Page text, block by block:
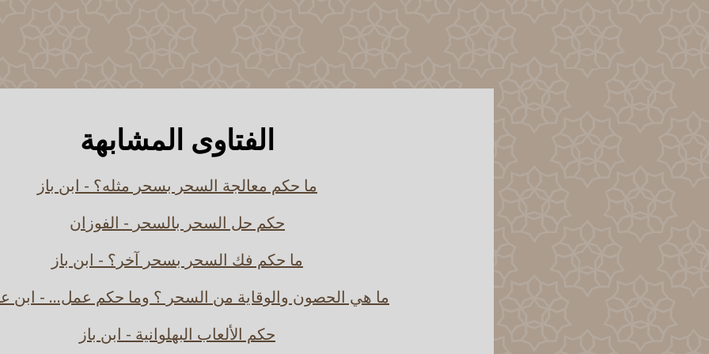
الفتاوى المشابهة
ما حكم معالجة السحر بسحر مثله؟ - ابن باز
حكم حل السحر بالسحر - الفوزان
ما حكم فك السحر بسحر آخر؟ - ابن باز
ما هي الحصون والوقاية من السحر ؟ وما حكم عمل... - ابن
حكم الألعاب البهلوانية - ابن باز